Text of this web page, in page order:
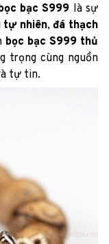
bạc S999 là sự
tự nhiên,đá thạch
bọc bạc S999 thủ
trọng cùng nguồn
tự tin.